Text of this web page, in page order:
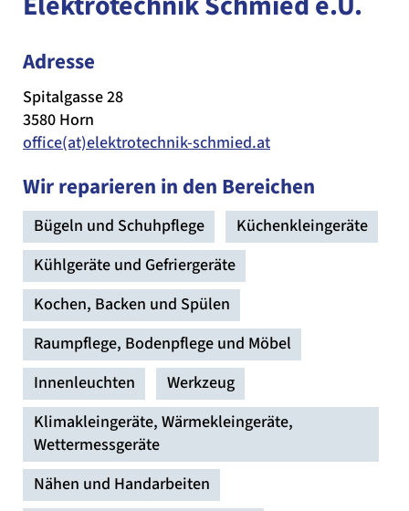
Adresse
Spitalgasse 28
3580 Horn
office(at)elektrotechnik-schmied.at
Wir reparieren in den Bereichen
Bügeln und Schuhpflege
Küchenkleingeräte
Kühlgeräte und Gefriergeräte
Kochen, Backen und Spülen
Raumpflege, Bodenpflege und Möbel
Innenleuchten
Werkzeug
Klimakleingeräte, Wärmekleingeräte,
Wettermessgeräte
Nähen und Handarbeiten